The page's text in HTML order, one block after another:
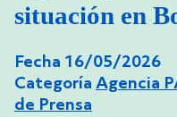
situación en
Fecha 16/05/2026
Categoría Agencia
de Prensa